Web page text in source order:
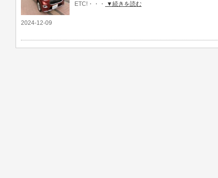
ETC!・・・
▼続きを読む
2024-12-09